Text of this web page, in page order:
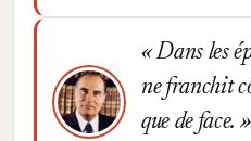
Dans les
ne franchit
que de face.